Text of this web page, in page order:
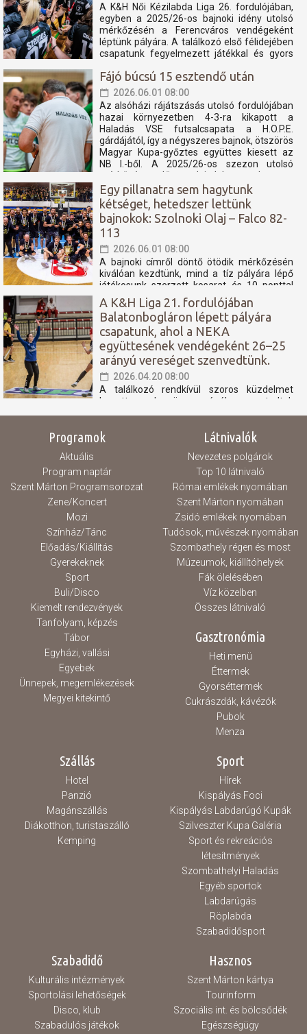
A K&H Női Kézilabda Liga 26. fordulójában,
egyben a 2025/26-os bajnoki idény utolsó
mérkőzésén a Ferencváros vendégeként
léptünk pályára. A találkozó első félidejében
csapatunk fegyelmezett játékkal és gyors
tabella második helyén álló fővárosi
együttessel....
Fájó búcsú 15 esztendő után
2026.06.01 08:00
Az alsóházi rájátszásás utolsó fordulójában
hazai környezetben 4-3-ra kikapott a
Haladás VSE futsalcsapata a H.O.P.E.
gárdájától, így a négyszeres bajnok, ötszörös
Magyar Kupa-győztes együttes kiesett az
NB I.-ből. A 2025/26-os szezon utolsó
mérkőzése előtt tudni lehetett, hogy a
Haladás számára még...
Egy pillanatra sem hagytunk
kétséget, hetedszer lettünk
bajnokok: Szolnoki Olaj – Falco 82-
113
2026.06.01 08:00
A bajnoki címről döntő ötödik mérkőzésén
kiválóan kezdtünk, mind a tíz pályára lépő
játékosunk szerzett kosarat és 10 ponttal
megléptünk. Aztán valóságos kosáresőt
zúdítottunk rájuk, a félidőben, 14 pont volt az
előnyünk. A harmadik játékrészben teljesen
szétestek a hazaiak, a hajrában pedig jól
menedzseltük...
A K&H Liga 21. fordulójában
Balatonbogláron lépett pályára
csapatunk, ahol a NEKA
együttesének vendégeként 26–25
arányú vereséget szenvedtünk.
2026.04.20 08:00
A találkozó rendkívül szoros küzdelmet
hozott, azonban összességében nem tudtuk
nagy részében kapkodó játék jellemezte
és eladott labdához vezetett. Ezek a hibák
különösen a...
Programok
Aktuális
Program naptár
Szent Márton Programsorozat
Zene/Koncert
Mozi
Színház/Tánc
Előadás/Kiállítás
Gyerekeknek
Sport
Buli/Disco
Kiemelt rendezvények
Tanfolyam, képzés
Tábor
Egyházi, vallási
Egyebek
Ünnepek, megemlékezések
Megyei kitekintő
Látnivalók
Nevezetes polgárok
Top 10 látnivaló
Római emlékek nyomában
Szent Márton nyomában
Zsidó emlékek nyomában
Tudósok, művészek nyomában
Szombathely régen és most
Múzeumok, kiállítóhelyek
Fák ölelésében
Víz közelben
Összes látnivaló
Gasztronómia
Heti menü
Éttermek
Gyorséttermek
Cukrászdák, kávézók
Pubok
Menza
Szállás
Hotel
Panzió
Magánszállás
Diákotthon, turistaszálló
Kemping
Sport
Hírek
Kispályás Foci
Kispályás Labdarúgó Kupák
Szilveszter Kupa Galéria
Sport és rekreációs
létesítmények
Szombathelyi Haladás
Egyéb sportok
Labdarúgás
Röplabda
Szabadidősport
Szabadidő
Kulturális intézmények
Sportolási lehetőségek
Disco, klub
Szabadulós játékok
Hasznos
Szent Márton kártya
Tourinform
Szociális int. és bölcsődék
Egészségügy